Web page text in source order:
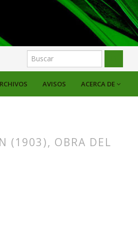
AVISOS ACERCA DE
(1903), OBRA DEL